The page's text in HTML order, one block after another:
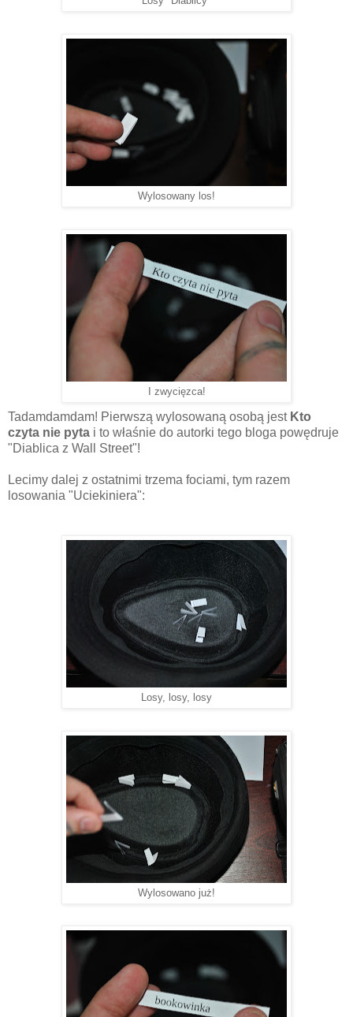
Wylosowany los!
I zwycięzca!
Tadamdamdam! Pierwszą wylosowaną osobą jest Kto
czyta nie pyta i to właśnie do autorki tego bloga powędruje
"Diablica z Wall Street"!
Lecimy dalej z ostatnimi trzema fociami, tym razem
losowania "Uciekiniera":
Losy, losy, losy
Wylosowano już!